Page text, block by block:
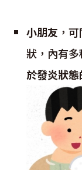
小朋友 ，
狀，內有多
於發炎狀